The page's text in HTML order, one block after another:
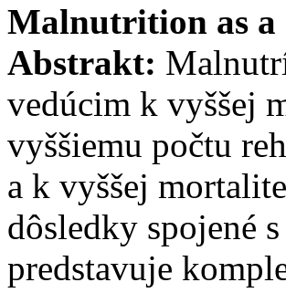
Malnutrition as a
Abstrakt:
vedúcim k vyššej
vyššiemu počtu
a k vyššej
dôsledky spojené
predstavuje